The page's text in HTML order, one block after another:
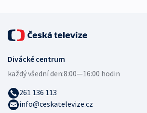
Divácké centrum
každý všední den:8:00—16:00 hodin
261 136 113
info@ceskatelevize.cz